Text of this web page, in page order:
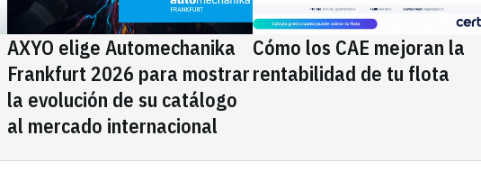
AXYO elige Automechanika
Frankfurt 2026 para mostrar
la evolución de su catálogo
al mercado internacional
Cómo los CAE mejoran la
rentabilidad de tu flota